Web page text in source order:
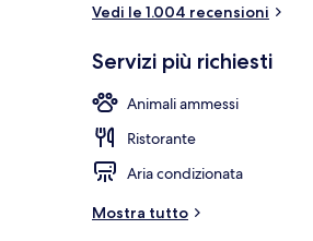
Vedi le 1.004 recensioni
Servizi più richiesti
Animali ammessi
Ristorante
Aria condizionata
Mostra tutto